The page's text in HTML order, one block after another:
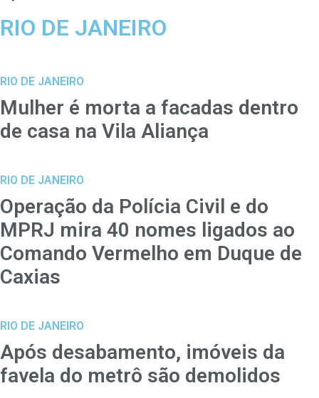
RIO DE JANEIRO
RIO DE JANEIRO
Mulher é morta a facadas dentro
de casa na Vila Aliança
RIO DE JANEIRO
Operação da Polícia Civil e do
MPRJ mira 40 nomes ligados ao
Comando Vermelho em Duque de
Caxias
RIO DE JANEIRO
Após desabamento, imóveis da
favela do metrô são demolidos